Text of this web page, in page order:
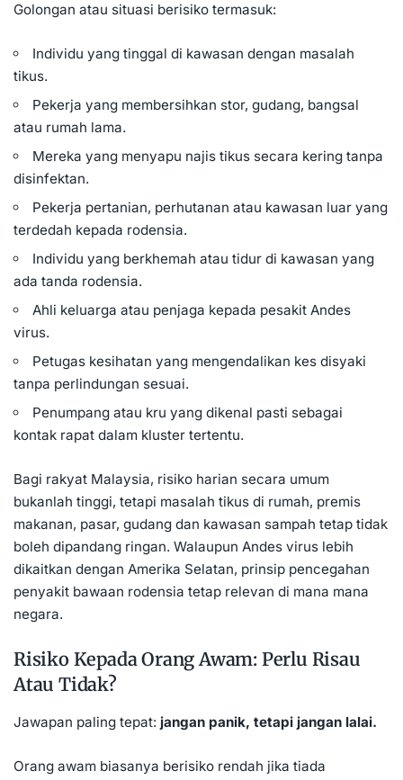
Golongan atau situasi berisiko termasuk:
Individu yang tinggal di kawasan dengan masalah
tikus.
Pekerja yang membersihkan stor, gudang, bangsal
atau rumah lama.
Mereka yang menyapu najis tikus secara kering tanpa
disinfektan.
Pekerja pertanian, perhutanan atau kawasan luar yang
terdedah kepada rodensia.
Individu yang berkhemah atau tidur di kawasan yang
ada tanda rodensia.
Ahli keluarga atau penjaga kepada pesakit Andes
virus.
Petugas kesihatan yang mengendalikan kes disyaki
tanpa perlindungan sesuai.
Penumpang atau kru yang dikenal pasti sebagai
kontak rapat dalam kluster tertentu.
Bagi rakyat Malaysia, risiko harian secara umum
bukanlah tinggi, tetapi masalah tikus di rumah, premis
makanan, pasar, gudang dan kawasan sampah tetap tidak
boleh dipandang ringan. Walaupun Andes virus lebih
dikaitkan dengan Amerika Selatan, prinsip pencegahan
penyakit bawaan rodensia tetap relevan di mana mana
negara.
Risiko Kepada Orang Awam: Perlu Risau
Atau Tidak?
Jawapan paling tepat: jangan panik, tetapi jangan lalai.
Orang awam biasanya berisiko rendah jika tiada